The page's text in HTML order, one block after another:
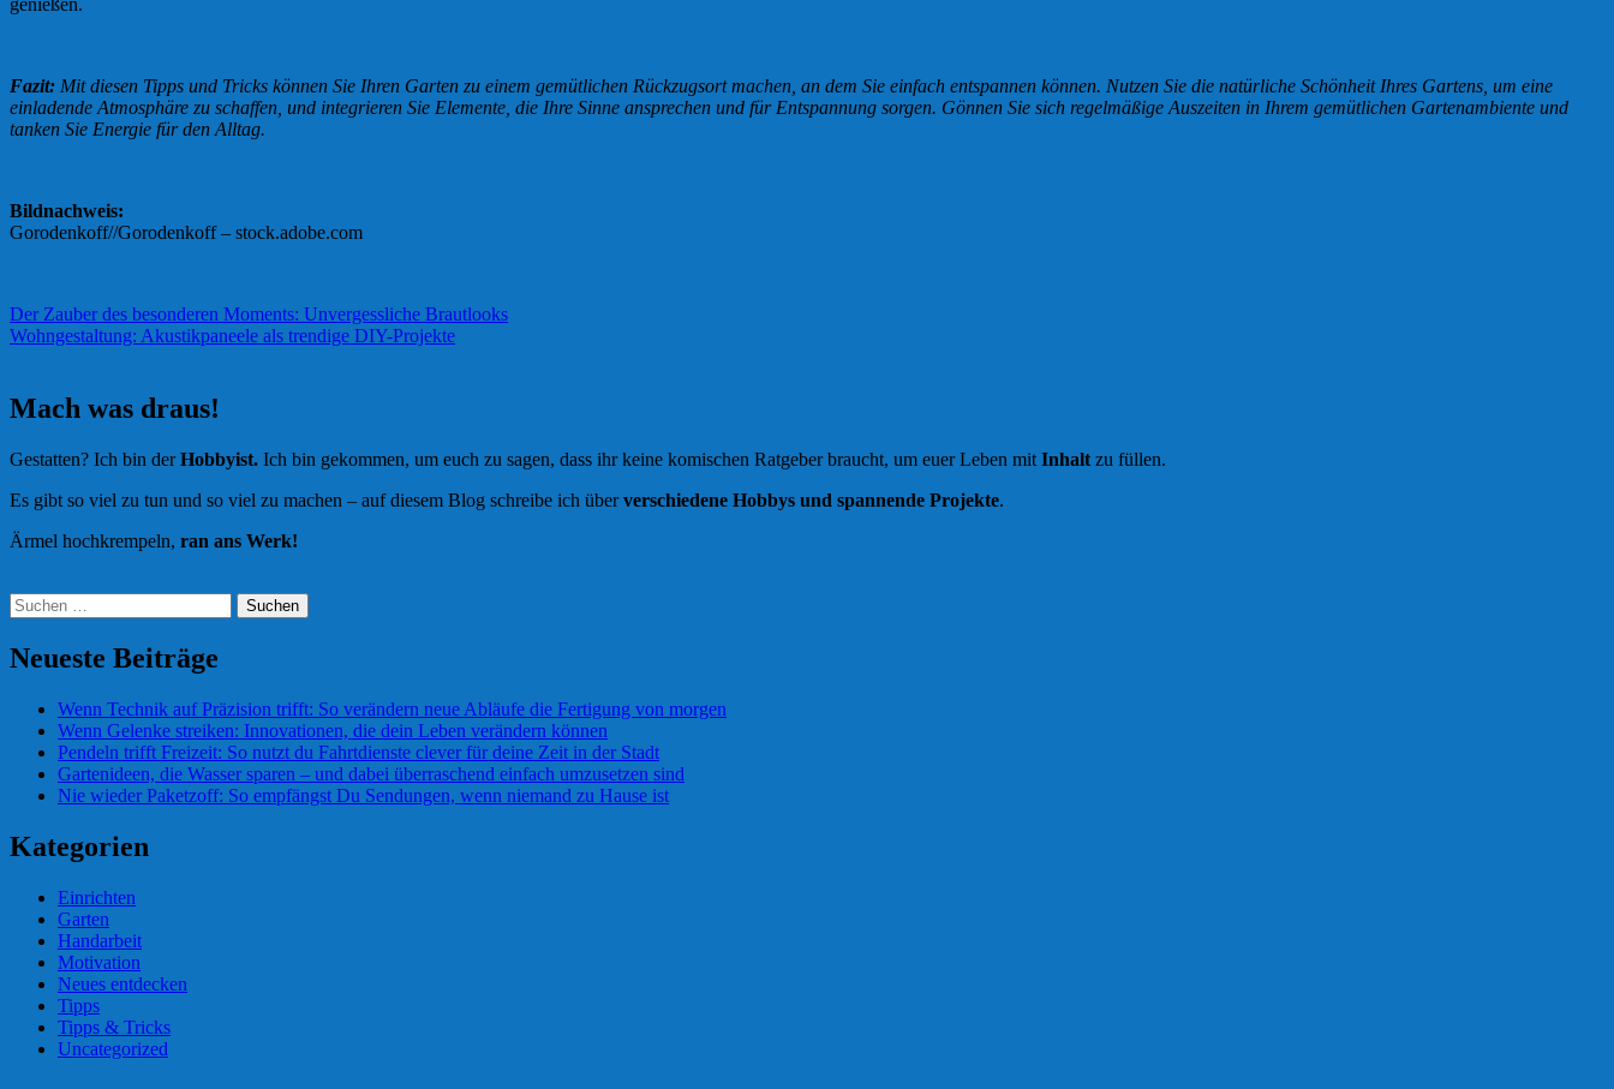
genießen.
Fazit: Mit diesen Tipps und Tricks können Sie Ihren Garten zu einem gemütlichen Rückzugsort machen, an dem Sie einfach entspannen können. Nutzen Sie die natürliche Schönheit Ihres Gartens, um eine
einladende Atmosphäre zu schaffen, und integrieren Sie Elemente, die Ihre Sinne ansprechen und für Entspannung sorgen. Gönnen Sie sich regelmäßige Auszeiten in Ihrem gemütlichen Gartenambiente und
tanken Sie Energie für den Alltag.
Bildnachweis:
Gorodenkoff//Gorodenkoff – stock.adobe.com
Beitragsnavigation
Der Zauber des besonderen Moments: Unvergessliche Brautlooks
Wohngestaltung: Akustikpaneele als trendige DIY-Projekte
Mach was draus!
Gestatten? Ich bin derHobbyist. Ich bin gekommen, um euch zu sagen, dass ihr keine komischen Ratgeber braucht, um euer Leben mit Inhalt zu füllen.
Es gibt so viel zu tun und so viel zu machen – auf diesem Blog schreibe ich überverschiedene Hobbys und spannende Projekte.
Ärmel hochkrempeln, ran ans Werk!
Suchen
nach:
Neueste Beiträge
Wenn Technik auf Präzision trifft: So verändern neue Abläufe die Fertigung von morgen
Wenn Gelenke streiken: Innovationen, die dein Leben verändern können
Pendeln trifft Freizeit: So nutzt du Fahrtdienste clever für deine Zeit in der Stadt
Gartenideen, die Wasser sparen – und dabei überraschend einfach umzusetzen sind
Nie wieder Paketzoff: So empfängst Du Sendungen, wenn niemand zu Hause ist
Kategorien
Einrichten
Garten
Handarbeit
Motivation
Neues entdecken
Tipps
Tipps & Tricks
Uncategorized